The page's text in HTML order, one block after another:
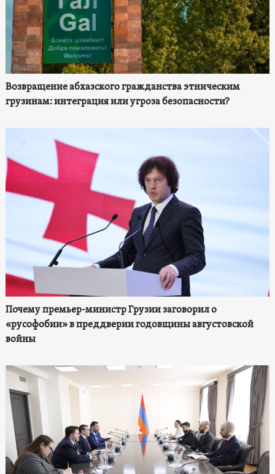
Возвращение абхазского гражданства этническим
грузинам: интеграция или угроза безопасности?
Почему премьер-министр Грузии заговорил о
«русофобии» в преддверии годовщины августовской
войны